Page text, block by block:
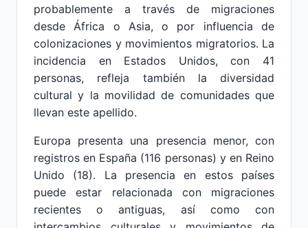
probablemente a través de migraciones
desde África o Asia, o por influencia de
colonizaciones y movimientos migratorios. La
incidencia en Estados Unidos, con 41
personas, refleja también la diversidad
cultural y la movilidad de comunidades que
llevan este apellido.
Europa presenta una presencia menor, con
registros en España (116 personas) y en Reino
Unido (18). La presencia en estos países
puede estar relacionada con migraciones
recientes o antiguas, así como con